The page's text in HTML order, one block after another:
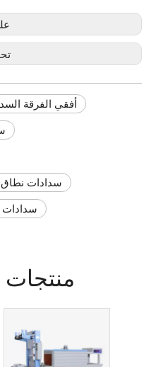
أفقي الفرقة
سدادات
سدادات
منتجات